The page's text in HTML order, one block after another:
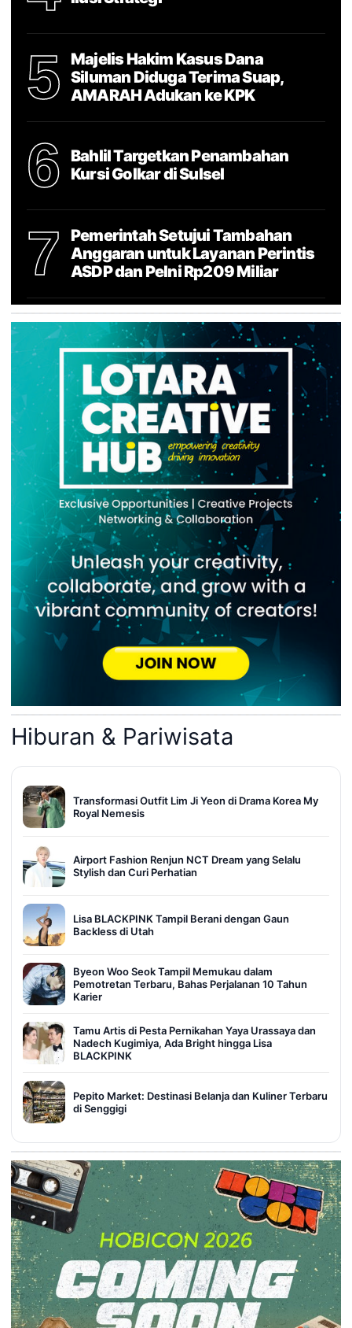
5
Majelis Hakim Kasus Dana
Siluman Diduga Terima Suap,
AMARAH Adukan ke KPK
6
Bahlil Targetkan Penambahan
Kursi Golkar di Sulsel
7
Pemerintah Setujui Tambahan
Anggaran untuk Layanan Perintis
ASDP dan Pelni Rp209 Miliar
Hiburan & Pariwisata
Transformasi Outfit Lim Ji Yeon di Drama Korea My
Royal Nemesis
Airport Fashion Renjun NCT Dream yang Selalu
Stylish dan Curi Perhatian
Lisa BLACKPINK Tampil Berani dengan Gaun
Backless di Utah
Byeon Woo Seok Tampil Memukau dalam
Pemotretan Terbaru, Bahas Perjalanan 10 Tahun
Karier
Tamu Artis di Pesta Pernikahan Yaya Urassaya dan
Nadech Kugimiya, Ada Bright hingga Lisa
BLACKPINK
Pepito Market: Destinasi Belanja dan Kuliner Terbaru
di Senggigi